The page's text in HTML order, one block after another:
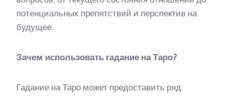
потенциальных препятствий и перспектив на
будущее.
Зачем использовать гадание на Таро?
Гадание на Таро может предоставить ряд